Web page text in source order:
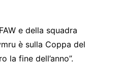
e della squadra
è sulla Coppa del
la fine dell’anno”.